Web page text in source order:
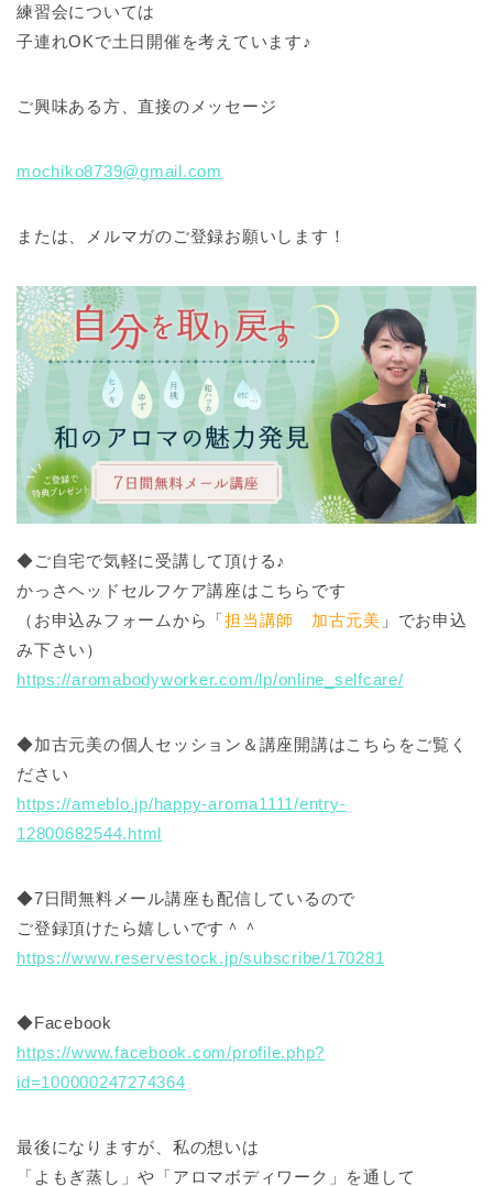
練習会については
子連れOKで土日開催を考えています♪
ご興味ある方、直接のメッセージ
mochiko8739@gmail.com
または、メルマガのご登録お願いします！
◆ご自宅で気軽に受講して頂ける♪
かっさヘッドセルフケア講座はこちらです
（お申込みフォームから「担当講師 加古元美 」でお申込
み下さい）
https://aromabodyworker.com/lp/online_selfcare/
◆加古元美の個人セッション＆講座開講はこちらをご覧く
ださい
https://ameblo.jp/happy-aroma1111/entry-
12800682544.html
◆7日間無料メール講座も配信しているので
ご登録頂けたら嬉しいです＾＾
https://www.reservestock.jp/subscribe/170281
◆Facebook
https://www.facebook.com/profile.php?
id=100000247274364
最後になりますが、私の想いは
「よもぎ蒸し」や「アロマボディワーク」を通して